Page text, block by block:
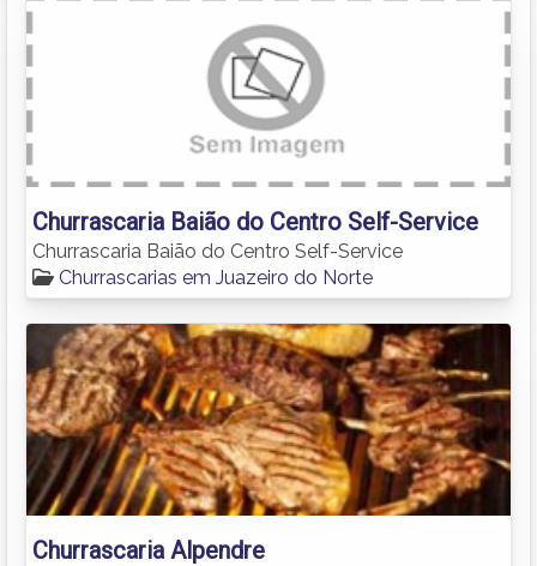
Churrascaria Baião do Centro Self-Service
Churrascaria Baião do Centro Self-Service
Churrascarias em Juazeiro do Norte
Churrascaria Alpendre